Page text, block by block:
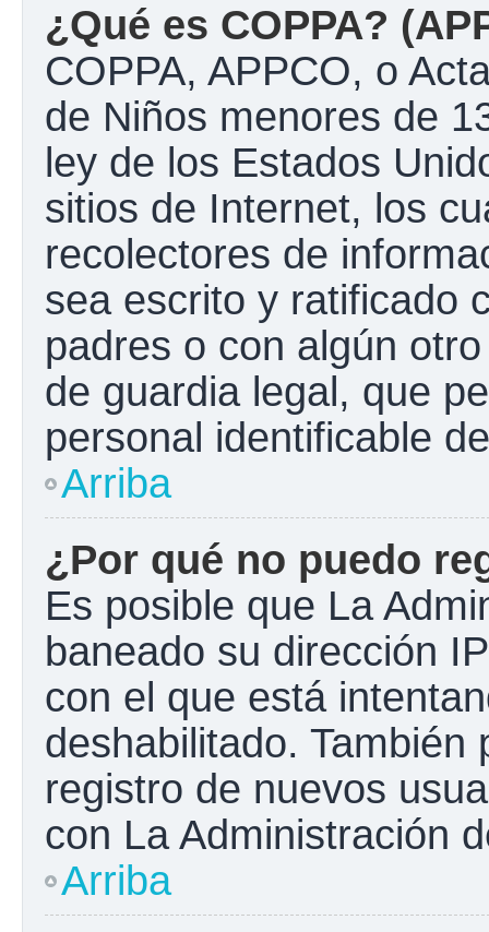
¿Qué es COPPA?
COPPA, APPCO, o
de Niños menores de
ley de los Estados
sitios de Internet, los
recolectores de
sea escrito y ratificado
padres o con algún
de guardia legal, que
personal identificable
Arriba
¿Por qué no puedo
Es posible que La
baneado su dirección
con el que está
deshabilitado.
registro de nuevos
con La Administración
Arriba